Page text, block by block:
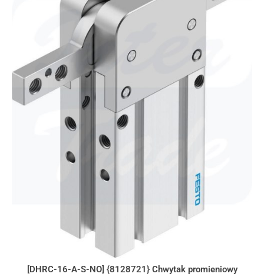
[DHRC-16-A-S-NO] {8128721} Chwytak promieniowy